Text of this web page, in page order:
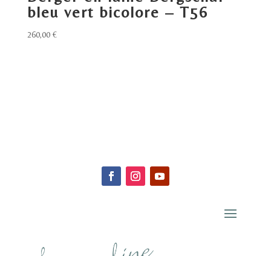
bleu vert bicolore – T56
260,00 €